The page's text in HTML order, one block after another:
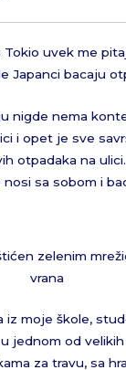
Tokio uvek me
Japanci bacaju
nigde nema
i opet je sve
otpadaka na
sa sobom i
zelenim
vrana
iz moje škole,
jednom od
za travu, sa